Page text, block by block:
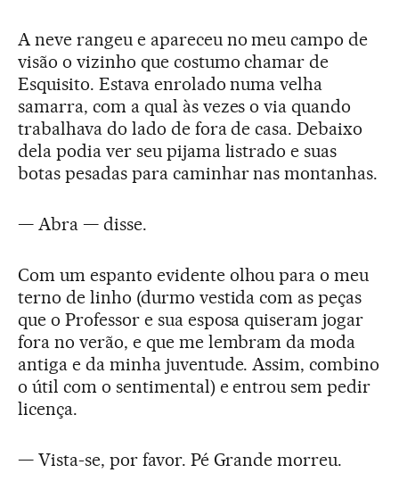
A neve rangeu e apareceu no meu campo de
visão o vizinho que costumo chamar de
Esquisito. Estava enrolado numa velha
samarra, com a qual às vezes o via quando
trabalhava do lado de fora de casa. Debaixo
dela podia ver seu pijama listrado e suas
botas pesadas para caminhar nas montanhas.
— Abra — disse.
Com um espanto evidente olhou para o meu
terno de linho (durmo vestida com as peças
que o Professor e sua esposa quiseram jogar
fora no verão, e que me lembram da moda
antiga e da minha juventude. Assim, combino
o útil com o sentimental) e entrou sem pedir
licença.
— Vista-se, por favor. Pé Grande morreu.